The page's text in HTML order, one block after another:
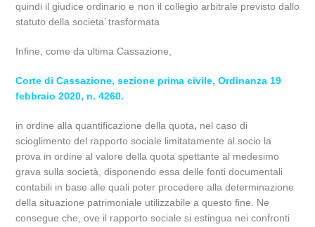
quindi il giudice ordinario e non il collegio arbitrale previsto dallo
statuto della societa’ trasformata
Infine, come da ultima Cassazione,
Corte di Cassazione, sezione prima civile, Ordinanza 19
febbraio 2020, n. 4260.
in ordine alla quantificazione della quota, nel caso di
scioglimento del rapporto sociale limitatamente al socio la
prova in ordine al valore della quota spettante al medesimo
grava sulla società, disponendo essa delle fonti documentali
contabili in base alle quali poter procedere alla determinazione
della situazione patrimoniale utilizzabile a questo fine. Ne
consegue che, ove il rapporto sociale si estingua nei confronti